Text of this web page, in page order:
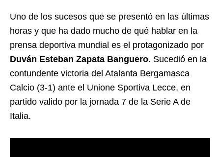
Uno de los sucesos que se presentó en las últimas
horas y que ha dado mucho de qué hablar en la
prensa deportiva mundial es el protagonizado por
Duván Esteban Zapata Banguero. Sucedió en la
contundente victoria del Atalanta Bergamasca
Calcio (3-1) ante el Unione Sportiva Lecce, en
partido valido por la jornada 7 de la Serie A de
Italia.